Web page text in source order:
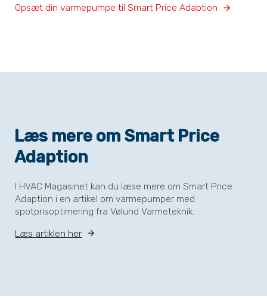
Opsæt din varmepumpe til Smart Price Adaption
Læs mere om Smart Price
Adaption
I HVAC Magasinet kan du læse mere om Smart Price
Adaption i en artikel om varmepumper med
spotprisoptimering fra Vølund Varmeteknik.
Læs artiklen her